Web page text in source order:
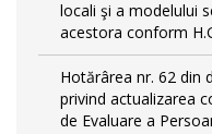
locali şi a modelului
acestora conform
Hotărârea nr. 62 din
privind actualizarea
de Evaluare a